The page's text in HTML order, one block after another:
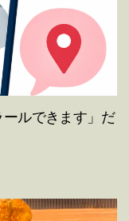
ルできます」だ